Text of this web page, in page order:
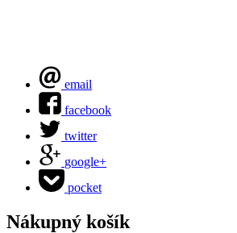
email
facebook
twitter
google+
pocket
Nákupný košík